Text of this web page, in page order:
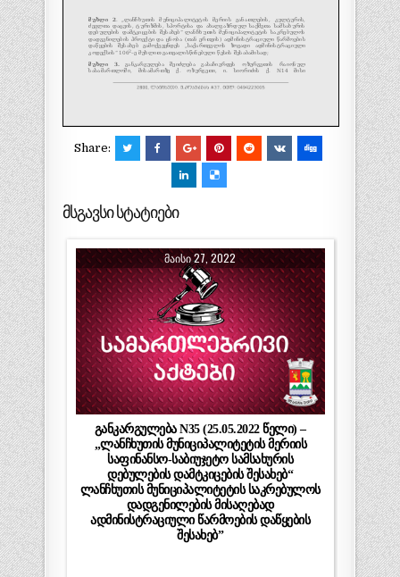
Share:
მსგავსი სტატიები
ᲛᲐᲘᲡᲘ 27, 2022
განკარგულება N35 (25.05.2022 წელი) –
„ლანჩხუთის მუნიციპალიტეტის მერიის
საფინანსო-საბიუჯეტო სამსახურის
დებულების დამტკიცების შესახებ“
ლანჩხუთის მუნიციპალიტეტის საკრებულოს
დადგენილების მისაღებად
ადმინისტრაციული წარმოების დაწყების
შესახებ”